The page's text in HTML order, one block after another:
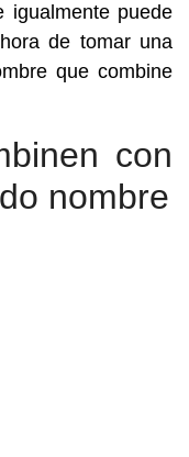
igualmente puede
de tomar una
que combine
con
nombre